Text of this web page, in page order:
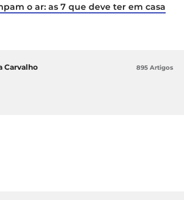
o ar: as 7 que deve ter em casa
Carvalho 895 Artigos